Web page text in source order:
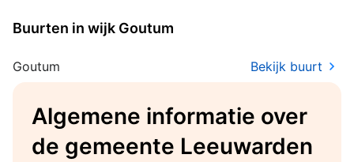
Buurten in wijk Goutum
Goutum Bekijk buurt
Algemene informatie over
de gemeente Leeuwarden